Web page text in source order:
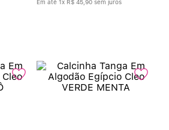
Em até 1x R$ 45 90 sem juros